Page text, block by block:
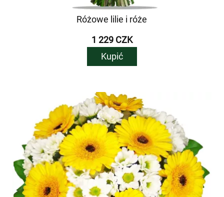
Różowe lilie i róże
1 229 CZK
Kupić